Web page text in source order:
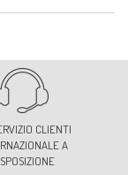
CLIENTI
A